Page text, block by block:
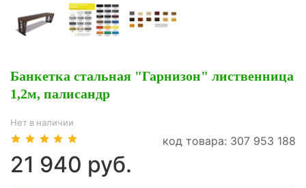
Банкетка стальная "Гарнизон" лиственница
1,2м, палисандр
Нет в наличии
код товара: 307 953 188
21 940 руб.